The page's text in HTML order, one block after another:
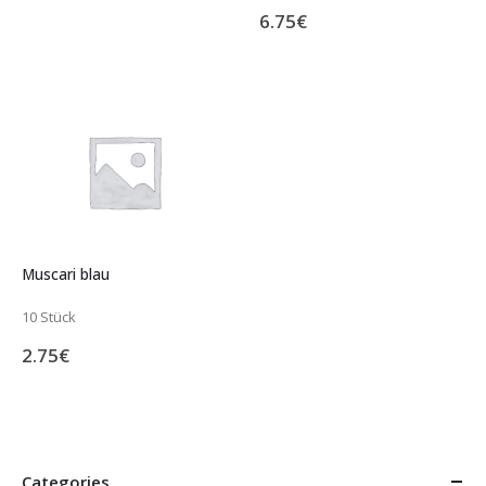
6.75€
Muscari blau
10 Stück
2.75€
Categories